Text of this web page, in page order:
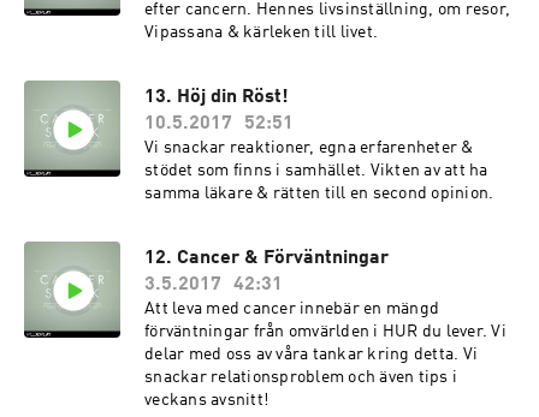
efter cancern. Hennes livsinställning, om resor,
Vipassana & kärleken till livet.
13. Höj din Röst!
10.5.2017
52:51
Vi snackar reaktioner, egna erfarenheter &
stödet som finns i samhället. Vikten av att ha
samma läkare & rätten till en second opinion.
12. Cancer & Förväntningar
3.5.2017
42:31
Att leva med cancer innebär en mängd
förväntningar från omvärlden i HUR du lever. Vi
delar med oss av våra tankar kring detta. Vi
snackar relationsproblem och även tips i
veckans avsnitt!